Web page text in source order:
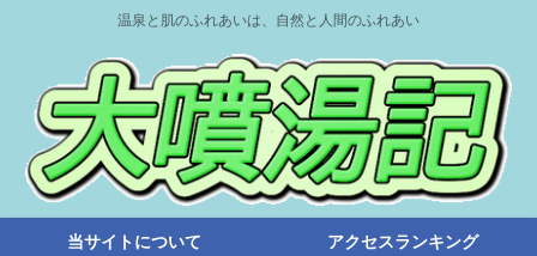
温泉と肌のふれあいは、自然と人間のふれあい
当サイトについて アクセスランキング